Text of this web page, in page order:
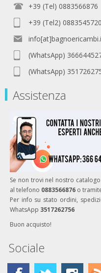
+39 (Tel) 0883566876
+39 (Tel2) 0883545720
(WhatsApp)
(WhatsApp)
Assistenza
Se non trovi nel nostro
al telefono 0883566876 o
Per info su stato ordini,
WhatsApp 3517262756
Buon acquisto!
Sociale